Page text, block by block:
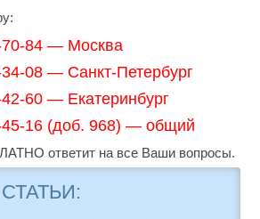
70-84 — Москва
08 — Санкт-Петербург
60 — Екатеринбург
45-16 (доб. 968) — общий
ответит на все Ваши вопросы.